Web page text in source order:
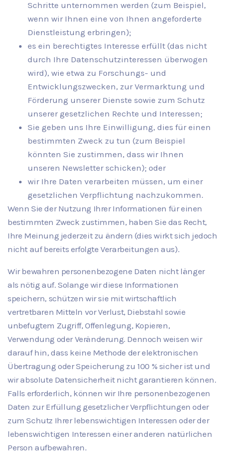
Schritte unternommen werden (zum Beispiel,
wenn wir Ihnen eine von Ihnen angeforderte
Dienstleistung erbringen);
es ein berechtigtes Interesse erfüllt (das nicht
durch Ihre Datenschutzinteressen überwogen
wird), wie etwa zu Forschungs- und
Entwicklungszwecken, zur Vermarktung und
Förderung unserer Dienste sowie zum Schutz
unserer gesetzlichen Rechte und Interessen;
Sie geben uns Ihre Einwilligung, dies für einen
bestimmten Zweck zu tun (zum Beispiel
könnten Sie zustimmen, dass wir Ihnen
unseren Newsletter schicken); oder
wir Ihre Daten verarbeiten müssen, um einer
gesetzlichen Verpflichtung nachzukommen.
Wenn Sie der Nutzung Ihrer Informationen für einen
bestimmten Zweck zustimmen, haben Sie das Recht,
Ihre Meinung jederzeit zu ändern (dies wirkt sich jedoch
nicht auf bereits erfolgte Verarbeitungen aus).
Wir bewahren personenbezogene Daten nicht länger
als nötig auf. Solange wir diese Informationen
speichern, schützen wir sie mit wirtschaftlich
vertretbaren Mitteln vor Verlust, Diebstahl sowie
unbefugtem Zugriff, Offenlegung, Kopieren,
Verwendung oder Veränderung. Dennoch weisen wir
darauf hin, dass keine Methode der elektronischen
Übertragung oder Speicherung zu 100 % sicher ist und
wir absolute Datensicherheit nicht garantieren können.
Falls erforderlich, können wir Ihre personenbezogenen
Daten zur Erfüllung gesetzlicher Verpflichtungen oder
zum Schutz Ihrer lebenswichtigen Interessen oder der
lebenswichtigen Interessen einer anderen natürlichen
Person aufbewahren.